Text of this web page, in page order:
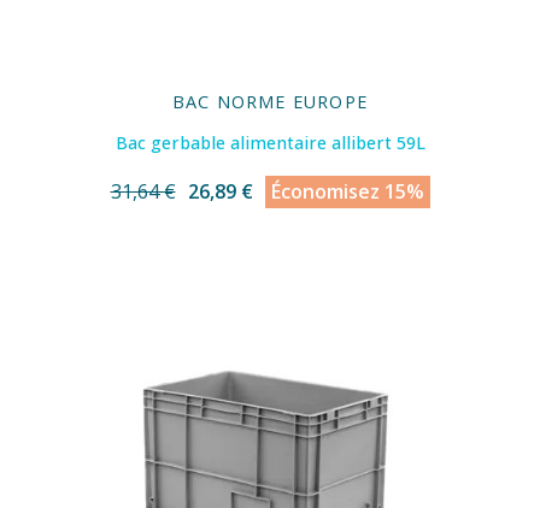
BAC NORME EUROPE
Bac gerbable alimentaire allibert 59L
31,64 € 26,89 € Économisez 15%